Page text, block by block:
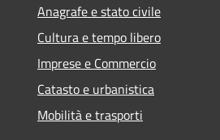
Anagrafe e stato civile
Cultura e tempo libero
Imprese e Commercio
Catasto e urbanistica
Mobilità e trasporti